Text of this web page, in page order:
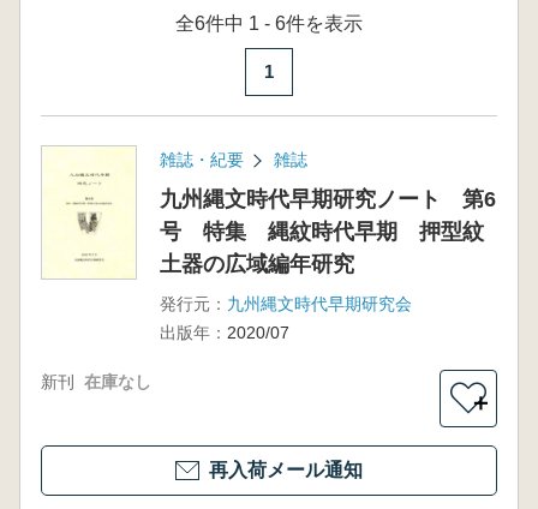
全6件中 1 - 6件を表示
1
雑誌・紀要 雑誌
九州縄文時代早期研究ノート 第6
号 特集 縄紋時代早期 押型紋
土器の広域編年研究
発行元： 九州縄文時代早期研究会
出版年： 2020/07
新刊 在庫なし
＋
再入荷メール通知